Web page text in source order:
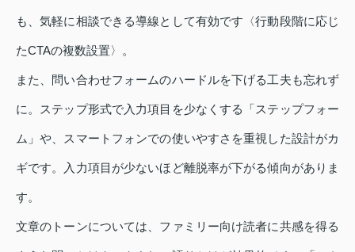
も、気軽に相談できる導線として有効です〈行動段階に応じ
たCTAの複数設置〉。
また、問い合わせフォームのハードルを下げる工夫も忘れず
に。ステップ形式で入力項目を少なくする「ステップフォー
ム」や、スマートフォンでの使いやすさを重視した設計がカ
ギです。入力項目が少ないほど離脱率が下がる傾向がありま
す。
文章のトーンについては、ファミリー向け読者に共感を得る